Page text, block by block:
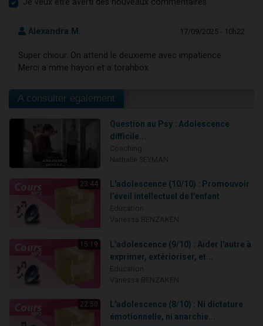
Je veux être averti des nouveaux commentaires
Alexandra M. 17/09/2025 - 10h22
Super chiour. On attend le deuxieme avec impatience.
Merci a mme hayon et a torahbox.
A consulter également
Question au Psy : Adolescence
difficile...
23:44
L'adolescence (10/10) : Promouvoir
l’éveil intellectuel de l'enfant
15:19
L'adolescence (9/10) : Aider l'autre à
exprimer, extérioriser, et...
22:50
L'adolescence (8/10) : Ni dictature
émotionnelle, ni anarchie...